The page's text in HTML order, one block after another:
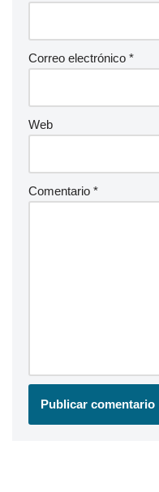
Correo electrónico *
Web
Comentario *